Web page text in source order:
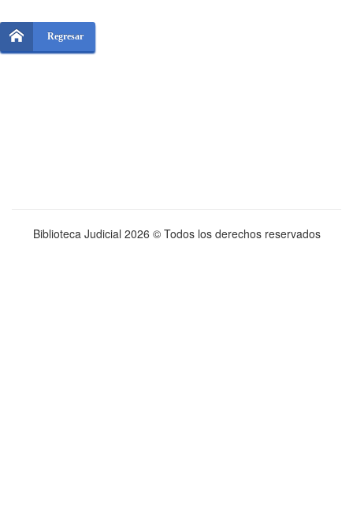
Regresar
Biblioteca Judicial 2026 © Todos los derechos reservados